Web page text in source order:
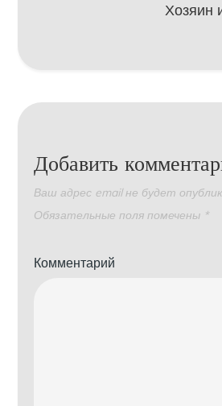
Хозяин
Добавить
Ваш адрес email не будет
Обязательные поля помечены *
Комментарий